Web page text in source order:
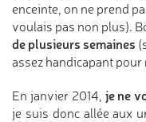
enceinte, on ne prend
voulais pas non plus).
de plusieurs semaines
assez handicapant
En janvier 2014, je ne
je suis donc allée aux